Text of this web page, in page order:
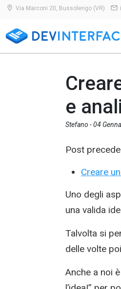
Via Marconi 20, Bussolengo (VR)
e
Stefano -04
Post
Creare
Uno degli
una valida
Talvolta si
delle volte
Anche a noi